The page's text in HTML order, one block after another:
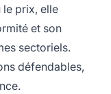
prix, elle
et son
sectoriels.
défendables,